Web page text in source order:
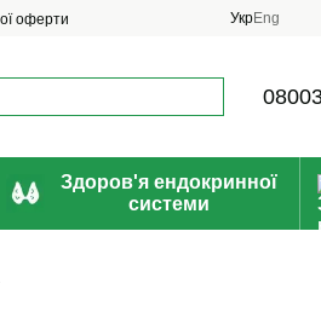
оферти УкрEng
Здоров'я ендокринної
системи